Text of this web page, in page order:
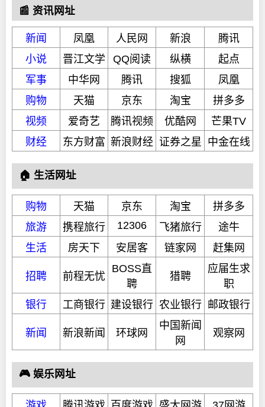
📰 资讯网址
新闻 凤凰 人民网 新浪
腾讯
小说
晋江文学 QQ阅读 纵横
起点
军事
中华网 腾讯 搜狐
凤凰
购物
天猫 京东 淘宝
拼多多
视频
爱奇艺 腾讯视频 优酷网
芒果TV
财经
东方财富 新浪财经 证券之星 中金在线
🏠 生活网址
购物 天猫 京东 淘宝
拼多多
旅游
携程旅行 12306 飞猪旅行
途牛
生活
房天下 安居客 链家网 赶集网
招聘 前程无忧
BOSS直
聘
猎聘
应届生求
职
银行
工商银行 建设银行 农业银行 邮政银行
新闻 新浪新闻 环球网
中国新闻
网
观察网
🎮 娱乐网址